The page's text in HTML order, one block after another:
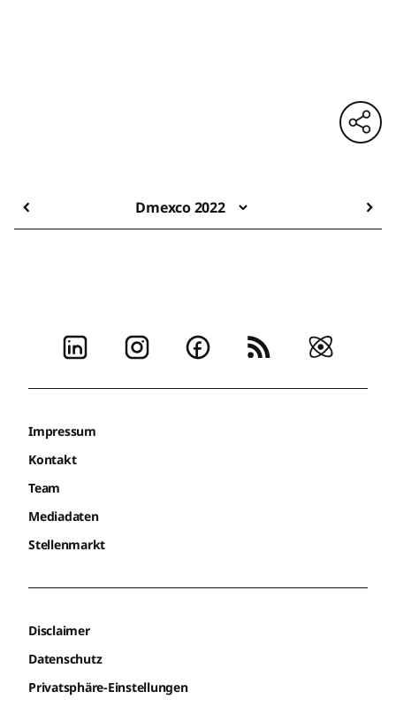
Dmexco 2022
Impressum
Kontakt
Team
Mediadaten
Stellenmarkt
Disclaimer
Datenschutz
Privatsphäre-Einstellungen